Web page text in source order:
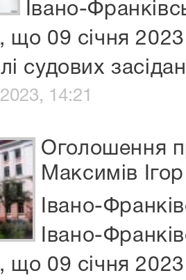
Івано-
що 09 січня
судових
14:21
Оголошення
Максимів
Івано-
Івано-
що 09 січня